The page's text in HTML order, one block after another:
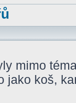
mimo
jako koš,